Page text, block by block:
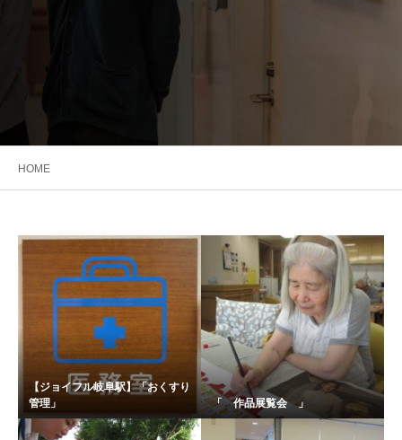
HOME
【ジョイフル岐阜駅】「おくすり
管理」
「 作品展覧会 」